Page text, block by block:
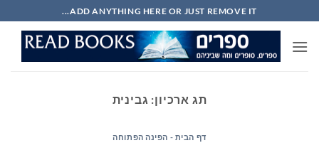
to
content
ADD ANYTHING HERE OR JUST REMOVE IT...
תג ארכיון: גבינית
דף הבית - הפינה הפתוחה